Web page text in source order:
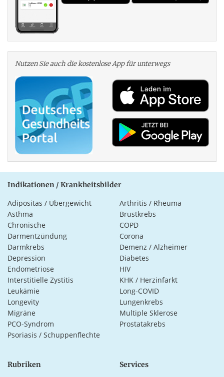
Nutzen Sie auch die kosten­lose App für unterwegs
Indikationen / Krankheitsbilder
Adipositas / Übergewicht
Arthritis / Rheuma
Asthma
Brustkrebs
Chronische
Darmentzündung
COPD
Corona
Darmkrebs
Demenz / Alzheimer
Depression
Diabetes
Endometriose
HIV
Interstitielle Zystitis
KHK / Herzinfarkt
Leukämie
Long-COVID
Longevity
Lungenkrebs
Migräne
Multiple Sklerose
PCO-Syndrom
Prostatakrebs
Psoriasis / Schuppenflechte
Rubriken Services